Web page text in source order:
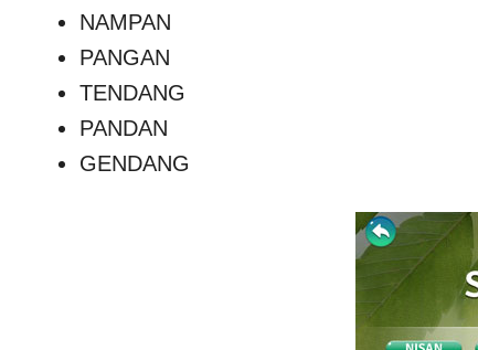
NAMPAN
PANGAN
TENDANG
PANDAN
GENDANG